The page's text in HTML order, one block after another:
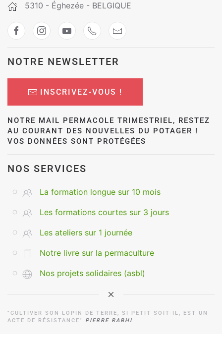
5310 - Éghezée - BELGIQUE
NOTRE NEWSLETTER
INSCRIVEZ-VOUS !
NOTRE MAIL PERMACOLE TRIMESTRIEL, RESTEZ
AU COURANT DES NOUVELLES DU POTAGER !
VOS DONNÉES SONT PROTÉGÉES
NOS SERVICES
La formation longue sur 10 mois
Les formations courtes sur 3 jours
Les ateliers sur 1 journée
Notre livre sur la permaculture
Nos projets solidaires (asbl)
"CULTIVER SON LOPIN DE TERRE, SI PETIT SOIT-IL, EST UN
ACTE DE RÉSISTANCE" PIERRE RABHI